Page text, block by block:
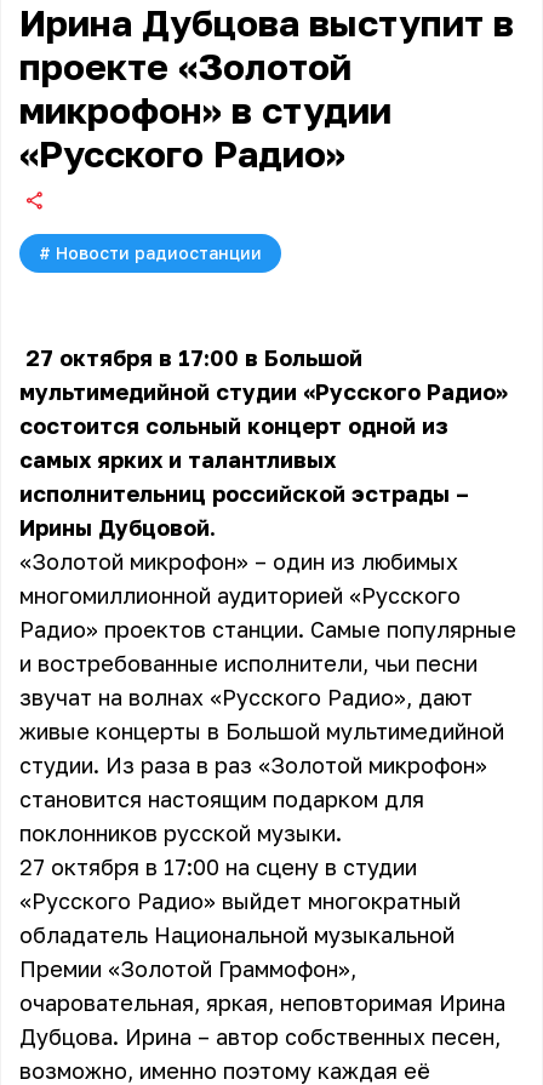
Ирина Дубцова выступит в
проекте «Золотой
микрофон» в студии
«Русского Радио»
# Новости радиостанции
27 октября в 17:00 в Большой
мультимедийной студии «Русского Радио»
состоится сольный концерт одной из
самых ярких и талантливых
исполнительниц российской эстрады –
Ирины Дубцовой.
«Золотой микрофон» – один из любимых
многомиллионной аудиторией «Русского
Радио» проектов станции. Самые популярные
и востребованные исполнители, чьи песни
звучат на волнах «Русского Радио», дают
живые концерты в Большой мультимедийной
студии. Из раза в раз «Золотой микрофон»
становится настоящим подарком для
поклонников русской музыки.
27 октября в 17:00 на сцену в студии
«Русского Радио» выйдет многократный
обладатель Национальной музыкальной
Премии «Золотой Граммофон»,
очаровательная, яркая, неповторимая Ирина
Дубцова. Ирина – автор собственных песен,
возможно, именно поэтому каждая её